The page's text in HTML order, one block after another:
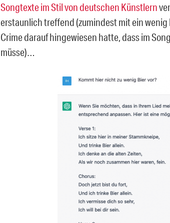
Songtexte im Stil von deutschen Künstlern
erstaunlich treffend (zumindest mit ein wenig
Crime darauf hingewiesen hatte, dass im
müsse)…